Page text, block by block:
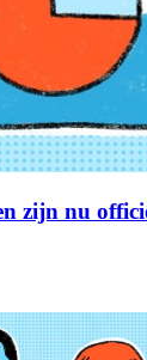
zijn nu